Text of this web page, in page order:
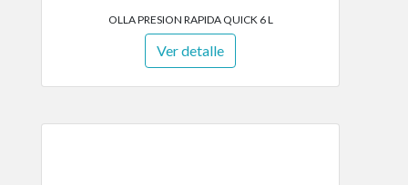
OLLA PRESION RAPIDA QUICK 6 L
Ver detalle